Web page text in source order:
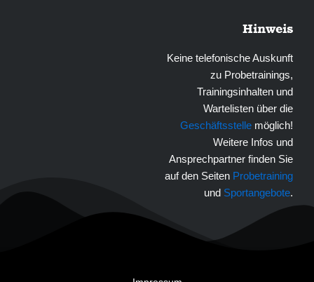
Hinweis
Keine telefonische Auskunft
zu Probetrainings,
Trainingsinhalten und
Wartelisten über die
Geschäftsstelle möglich!
Weitere Infos und
Ansprechpartner finden Sie
auf den Seiten Probetraining
und Sportangebote.